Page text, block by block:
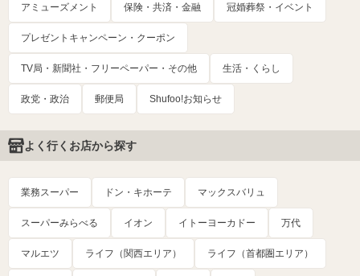
アミューズメント 保険・共済・金融 冠婚葬祭・イベント
プレゼントキャンペーン・クーポン
TV局・新聞社・フリーペーパー・その他 生活・くらし
政党・政治 郵便局 Shufoo!お知らせ
よく行くお店から探す
業務スーパー ドン・キホーテ マックスバリュ
スーパーみらべる イオン イトーヨーカドー 万代
マルエツ ライフ（関西エリア） ライフ（首都圏エリア）